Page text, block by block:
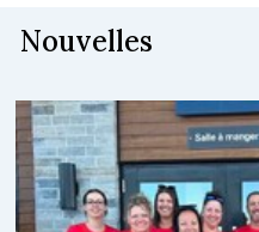
Nouvelles